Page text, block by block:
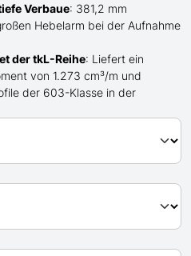
Verbaue: 381,2 mm
Hebelarm bei der Aufnahme
dertkL-Reihe: Liefert ein
von 1.273 cm³/m und
der 603-Klasse in der